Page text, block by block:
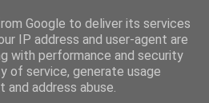
this world
Google to deliver its services
IP address and user-agent are
with performance and security
of service, generate usage
address abuse.